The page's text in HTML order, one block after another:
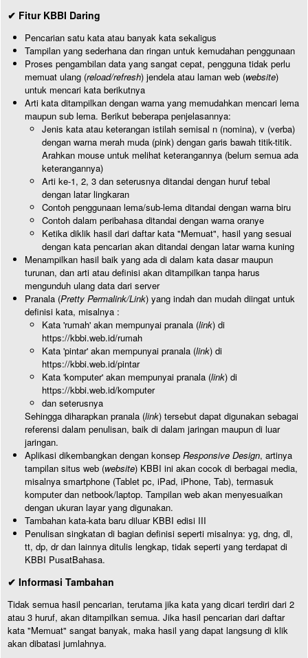
✔ Fitur KBBI Daring
Pencarian satu kata atau banyak kata sekaligus
Tampilan yang sederhana dan ringan untuk kemudahan penggunaan
Proses pengambilan data yang sangat cepat, pengguna tidak perlu
memuat ulang (reload/refresh) jendela atau laman web (website)
untuk mencari kata berikutnya
Arti kata ditampilkan dengan warna yang memudahkan mencari lema
maupun sub lema. Berikut beberapa penjelasannya:
Jenis kata atau keterangan istilah semisal n (nomina), v (verba)
dengan warna merah muda (pink) dengan garis bawah titik-titik.
Arahkan mouse untuk melihat keterangannya (belum semua ada
keterangannya)
Arti ke-1, 2, 3 dan seterusnya ditandai dengan huruf tebal
dengan latar lingkaran
Contoh penggunaan lema/sub-lema ditandai dengan warna biru
Contoh dalam peribahasa ditandai dengan warna oranye
Ketika diklik hasil dari daftar kata "Memuat", hasil yang sesuai
dengan kata pencarian akan ditandai dengan latar warna kuning
Menampilkan hasil baik yang ada di dalam kata dasar maupun
turunan, dan arti atau definisi akan ditampilkan tanpa harus
mengunduh ulang data dari server
Pranala (Pretty Permalink/Link) yang indah dan mudah diingat untuk
definisi kata, misalnya :
Kata 'rumah' akan mempunyai pranala (link) di
https://kbbi.web.id/rumah
Kata 'pintar' akan mempunyai pranala (link) di
https://kbbi.web.id/pintar
Kata 'komputer' akan mempunyai pranala (link) di
https://kbbi.web.id/komputer
dan seterusnya
Sehingga diharapkan pranala (link) tersebut dapat digunakan sebagai
referensi dalam penulisan, baik di dalam jaringan maupun di luar
jaringan.
Aplikasi dikembangkan dengan konsep Responsive Design, artinya
tampilan situs web (website) KBBI ini akan cocok di berbagai media,
misalnya smartphone (Tablet pc, iPad, iPhone, Tab), termasuk
komputer dan netbook/laptop. Tampilan web akan menyesuaikan
dengan ukuran layar yang digunakan.
Tambahan kata-kata baru diluar KBBI edisi III
Penulisan singkatan di bagian definisi seperti misalnya: yg, dng, dl,
tt, dp, dr dan lainnya ditulis lengkap, tidak seperti yang terdapat di
KBBI PusatBahasa.
✔ Informasi Tambahan
Tidak semua hasil pencarian, terutama jika kata yang dicari terdiri dari 2
atau 3 huruf, akan ditampilkan semua. Jika hasil pencarian dari daftar
kata "Memuat" sangat banyak, maka hasil yang dapat langsung di klik
akan dibatasi jumlahnya.